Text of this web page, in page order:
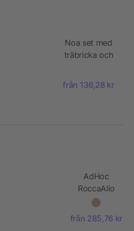
Noa set med
träbricka och
i keramik
från 136,28 kr
AdHoc
RoccaAlio
vitlökspress
skärbräda
från 285,76 kr